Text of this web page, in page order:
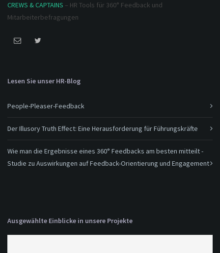
CREWS & CAPTAINS – HR Tools für 360° Feedback und
Mitarbeiterbefragungen
Lesen Sie unser HR-Blog
People-Pleaser-Feedback
Der Illusory Truth Effect: Eine Herausforderung für Führungskräfte
Wie man die Ergebnisse eines 360° Feedbacks am besten mitteilt -
Studie zu Auswirkungen auf Feedback-Orientierung und Engagement
Ausgewählte Einblicke in unsere Projekte